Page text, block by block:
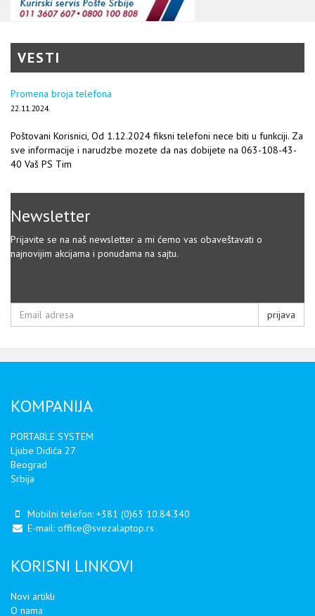
VESTI
Promena broja telefona
22.11.2024.
Poštovani Korisnici, Od 1.12.2024 fiksni telefoni nece biti u funkciji. Za
sve informacije i narudzbe mozete da nas dobijete na 063-108-43-
40 Vaš PS Tim
Newsletter
Prijavite se na naš newsletter a mi ćemo vas obaveštavati o
najnovijim akcijama i ponudama na sajtu.
prijava
KOMPANIJA
PORTABLE SYSTEM
Ljube Didića 27
Beograd
Srbija
Mobilni telefon: +381 (0)63 10.84.340
E-mail: office@svezalaptop.rs
KORISNI LINKOVI
Novi artikli
O nama